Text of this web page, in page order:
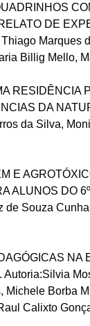
DE
Marques
Billig Mello,
RESIDÊNCIA
DA
da Silva,
E
ALUNOS DO
Souza
NA
Borba
Calixto